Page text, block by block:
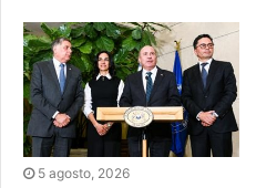
5 agosto, 2026